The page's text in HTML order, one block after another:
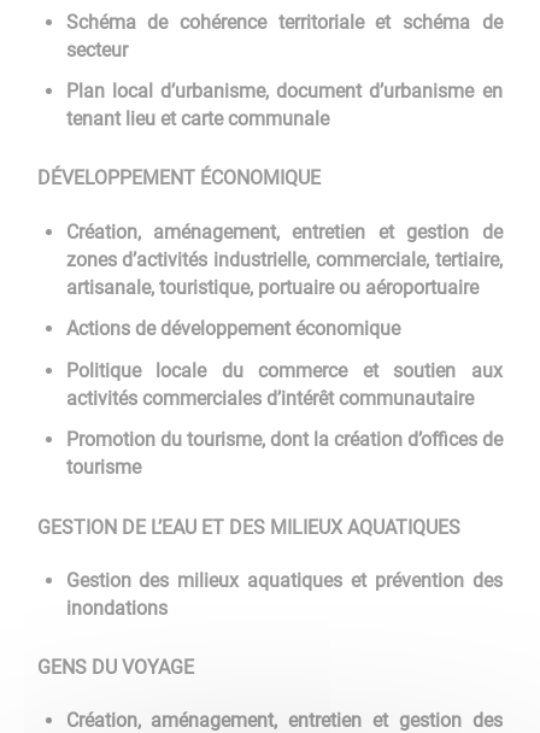
Schéma de cohérence territoriale et schéma de
secteur
Plan local d’urbanisme, document d’urbanisme en
tenant lieu et carte communale
DÉVELOPPEMENT ÉCONOMIQUE
Création, aménagement, entretien et gestion de
zones d’activités industrielle, commerciale, tertiaire,
artisanale, touristique, portuaire ou aéroportuaire
Actions de développement économique
Politique locale du commerce et soutien aux
activités commerciales d’intérêt communautaire
Promotion du tourisme, dont la création d’offices de
tourisme
GESTION DE L’EAU ET DES MILIEUX AQUATIQUES
Gestion des milieux aquatiques et prévention des
inondations
GENS DU VOYAGE
Création, aménagement, entretien et gestion des